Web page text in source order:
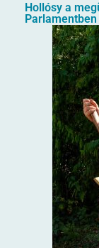
Hollósy a
Parlamentben